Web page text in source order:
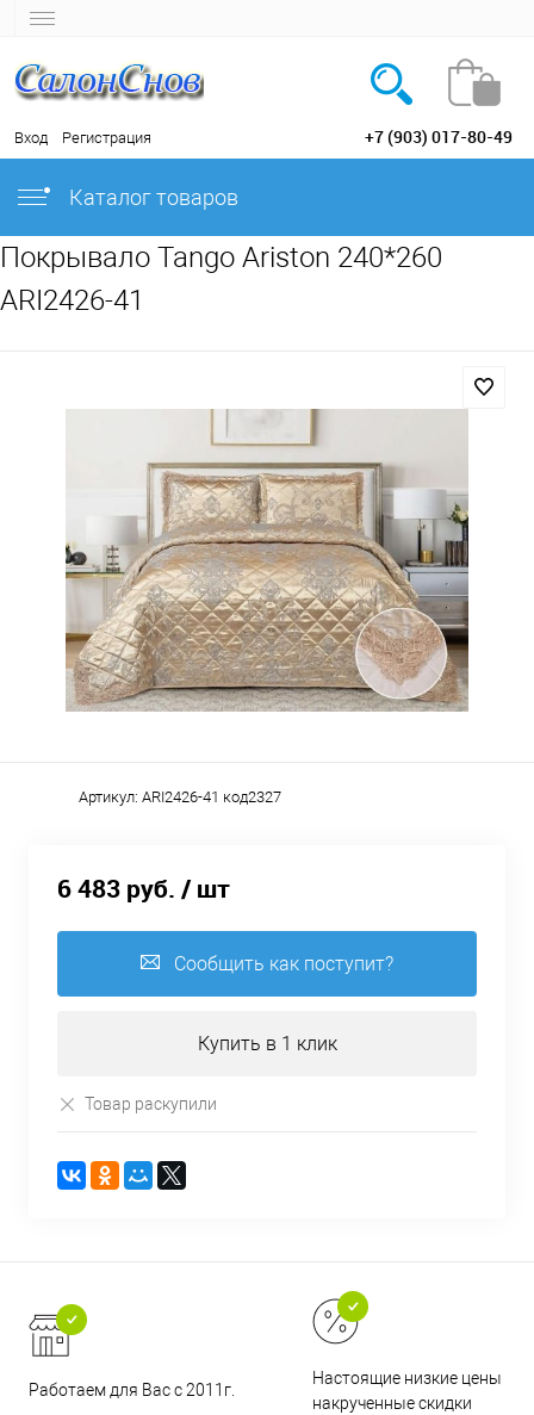
Вход Регистрация +7 (903) 017-80-49
Каталог товаров
Покрывало Tango Ariston 240*260
ARI2426-41
Артикул: ARI2426-41 код2327
6 483 руб. / шт
Сообщить как поступит?
Купить в 1 клик
Товар раскупили
Работаем для Вас с 2011г.
Настоящие низкие цены и
накрученные скидки